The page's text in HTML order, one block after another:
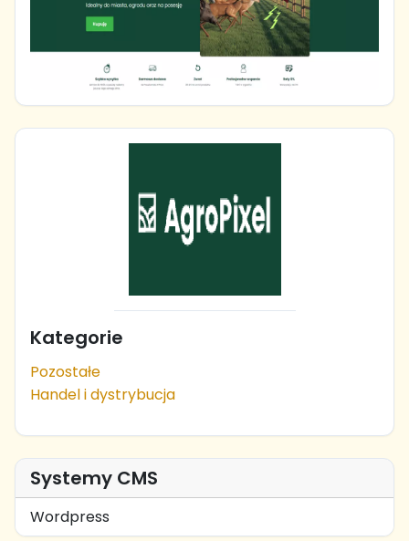
Kategorie
Pozostałe
Handel i dystrybucja
Systemy CMS
Wordpress